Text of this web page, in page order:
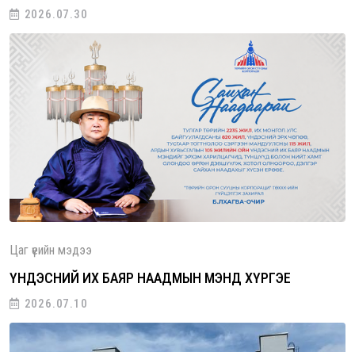
2026.07.30
Цаг үеийн мэдээ
ҮНДЭСНИЙ ИХ БАЯР НААДМЫН МЭНД ХҮРГЭЕ
2026.07.10